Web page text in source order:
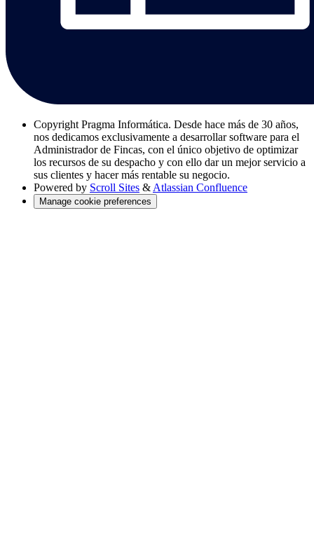
Copyright Pragma Informática. Desde hace más de 30 años,
nos dedicamos exclusivamente a desarrollar software para el
Administrador de Fincas, con el único objetivo de optimizar
los recursos de su despacho y con ello dar un mejor servicio a
sus clientes y hacer más rentable su negocio.
Powered by Scroll Sites & Atlassian Confluence
Manage cookie preferences